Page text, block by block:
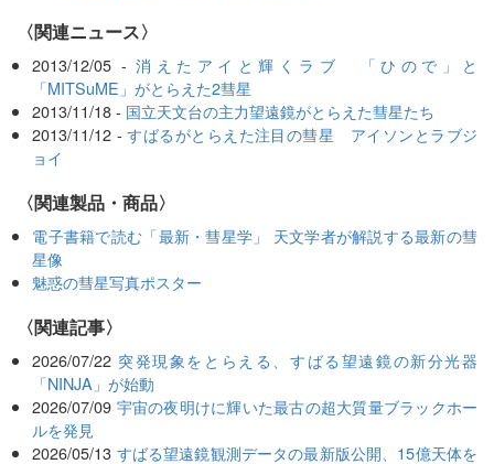
〈関連ニュース〉
2013/12/05 -消えたアイと輝くラブ 「ひので」と
「MITSuME」がとらえた2彗星
2013/11/18 - 国立天文台の主力望遠鏡がとらえた彗星たち
2013/11/12 -すばるがとらえた注目の彗星 アイソンとラブジ
ョイ
〈関連製品・商品〉
電子書籍で読む「最新・彗星学」 天文学者が解説する最新の彗
星像
魅惑の彗星写真ポスター
関連記事
2026/07/22 突発現象をとらえる、すばる望遠鏡の新分光器
「NINJA」が始動
2026/07/09 宇宙の夜明けに輝いた最古の超大質量ブラックホー
ルを発見
2026/05/13 すばる望遠鏡観測データの最新版公開、15億天体を